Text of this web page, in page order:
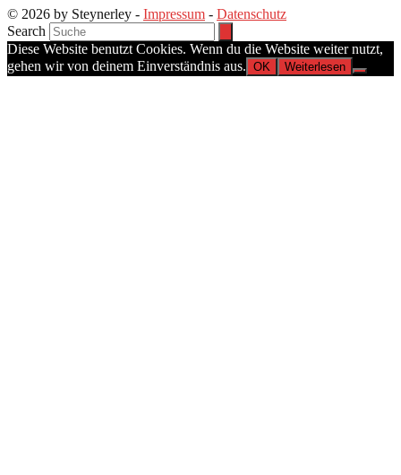
© 2026 by Steynerley - Impressum - Datenschutz
Search
Diese Website benutzt Cookies. Wenn du die Website weiter nutzt,
gehen wir von deinem Einverständnis aus. OK Weiterlesen